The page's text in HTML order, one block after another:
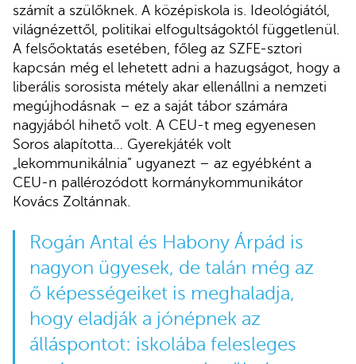
számít a szülőknek. A középiskola is. Ideológiától,
világnézettől, politikai elfogultságoktól függetlenül.
A felsőoktatás esetében, főleg az SZFE-sztori
kapcsán még el lehetett adni a hazugságot, hogy a
liberális sorosista métely akar ellenállni a nemzeti
megújhodásnak – ez a saját tábor számára
nagyjából hihető volt. A CEU-t meg egyenesen
Soros alapította… Gyerekjáték volt
„lekommunikálnia” ugyanezt – az egyébként a
CEU-n pallérozódott kormánykommunikátor
Kovács Zoltánnak.
Rogán Antal és Habony Árpád is
nagyon ügyesek, de talán még az
ő képességeiket is meghaladja,
hogy eladják a jónépnek az
álláspontot: iskolába felesleges